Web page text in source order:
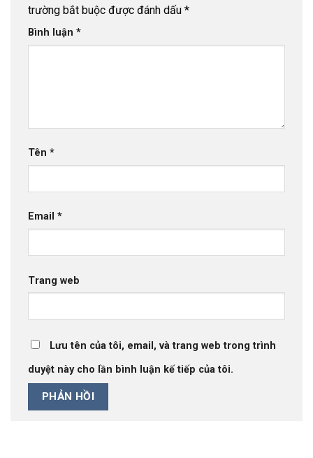
trường bắt buộc được đánh dấu *
Bình luận *
Tên *
Email *
Trang web
Lưu tên của tôi, email, và trang web trong trình
duyệt này cho lần bình luận kế tiếp của tôi.